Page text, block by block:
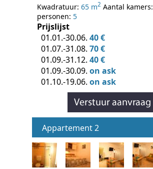
Kwadratuur: 65 m2 Aantal kamers:
personen: 5
Prijslijst
01.01.-30.06. 40 €
01.07.-31.08. 70 €
01.09.-31.12. 40 €
01.09.-30.09. on ask
01.10.-19.06. on ask
Appartement 2